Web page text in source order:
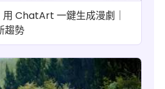
ChatArt 一鍵生成漫劇｜
趨勢